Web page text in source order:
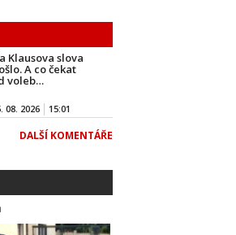
Klausova slova
A co čekat
voleb…
08. 2026 15:01
DALŠÍ KOMENTÁŘE